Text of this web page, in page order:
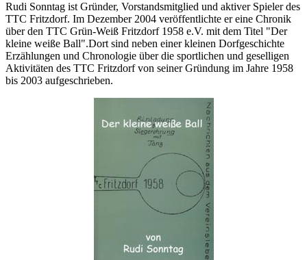
Rudi Sonntag ist Gründer, Vorstandsmitglied und aktiver Spieler des
TTC Fritzdorf. Im Dezember 2004 veröffentlichte er eine Chronik
über den TTC Grün-Weiß Fritzdorf 1958 e.V. mit dem Titel "Der
kleine weiße Ball".Dort sind neben einer kleinen Dorfgeschichte
Erzählungen und Chronologie über die sportlichen und geselligen
Aktivitäten des TTC Fritzdorf von seiner Gründung im Jahre 1958
bis 2003 aufgeschrieben.